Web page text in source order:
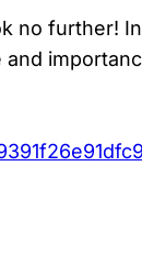
no further!